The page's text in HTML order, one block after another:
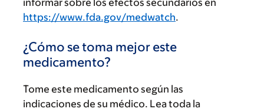
informar sobre los efectos secundarios en
https://www.fda.gov/medwatch.
¿Cómo se toma mejor este
medicamento?
Tome este medicamento según las
indicaciones de su médico. Lea toda la